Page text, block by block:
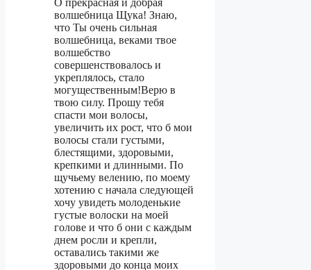
волшебница Щука! Знаю,
что Ты очень сильная
волшебница, веками твое
волшебство
совершенствовалось и
укреплялось, стало
могущественным!Верю в
твою силу. Прошу тебя
спасти мои волосы,
увеличить их рост, что б мои
волосы стали густыми,
блестящими, здоровыми,
крепкими и длинными. По
щучьему велению, по моему
хотению с начала следующей
хочу увидеть молоденькие
густые волоски на моей
голове и что б они с каждым
днем росли и крепли,
оставались такими же
здоровыми до конца моих